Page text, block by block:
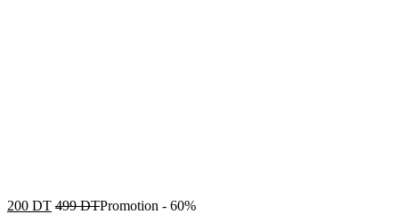
200 DT 499DTPromotion - 60%